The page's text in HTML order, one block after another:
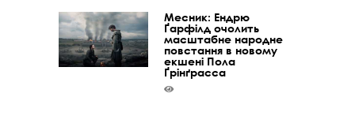
Месник: Ендрю
Ґарфілд очолить
масштабне народне
повстання в новому
екшені Пола
Ґрінґрасса